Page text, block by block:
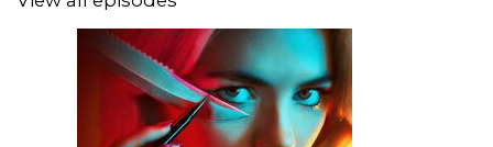
Timestamps:
0:00:00 Emmy News